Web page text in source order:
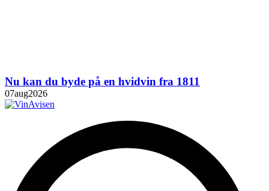
Nu kan du byde på en hvidvin fra 1811
07aug2026